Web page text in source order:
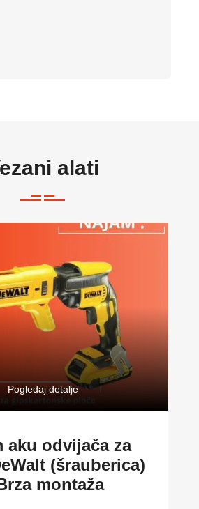
alati
Pogledaj detalje
aku odvijača za
(šrauberica)
montaža